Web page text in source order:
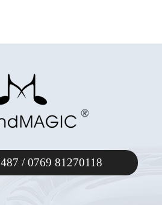
/ 0769 81270118